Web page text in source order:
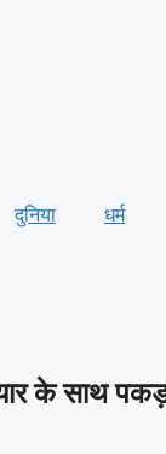
दुनिया धर्म
के साथ